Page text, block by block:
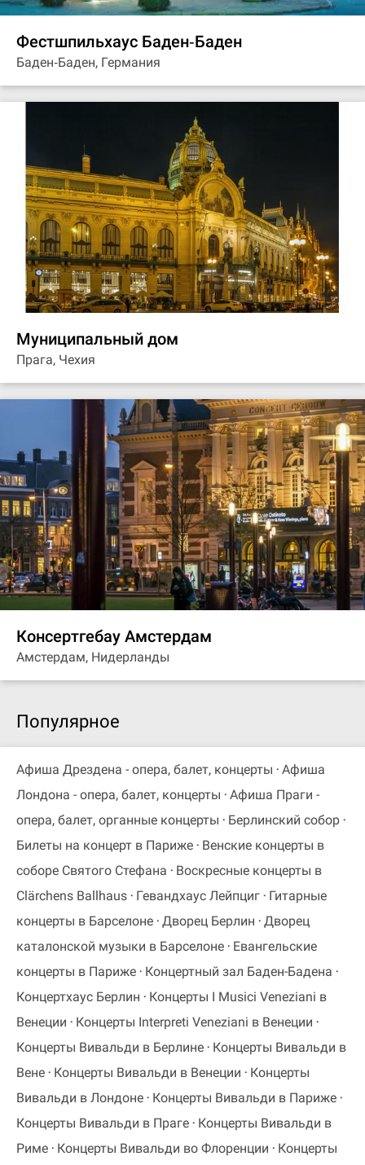
Фестшпильхаус Баден‐Баден
Баден‐Баден, Германия
Муниципальный дом
Прага, Чехия
Консертгебау Амстердам
Амстердам, Нидерланды
Популярное
Афиша Дрездена - опера, балет, концерты
Афиша
Лондона - опера, балет, концерты
Афиша Праги -
опера, балет, органные концерты
Берлинский собор
Билеты на концерт в Париже
Венские концерты в
соборе Святого Стефана
Воскресные концерты в
Clärchens Ballhaus
Гевандхаус Лейпциг
Гитарные
концерты в Барселоне Дворец Берлин
Дворец
каталонской музыки в Барселоне
Евангельские
концерты в Париже
Концертный зал Баден-Бадена
Концертхаус Берлин
Концерты I Musici Veneziani в
Венеции
Концерты Interpreti Veneziani в Венеции
Концерты Вивальди в Берлине
Концерты Вивальди в
Вене
Концерты Вивальди в Венеции
Концерты
Вивальди в Лондоне
Концерты Вивальди в Париже
Концерты Вивальди в Праге
Концерты Вивальди в
Риме
Концерты Вивальди во Флоренции
Концерты